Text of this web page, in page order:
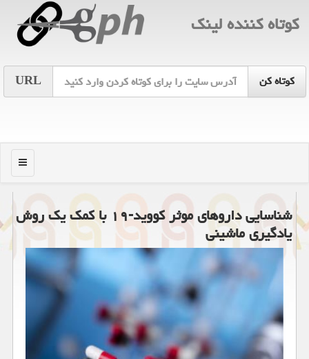
كوتاه كننده لینك
URL
منو
شناسایی داروهای موثر كووید-۱۹ با كمك یك روش
یادگیری ماشینی